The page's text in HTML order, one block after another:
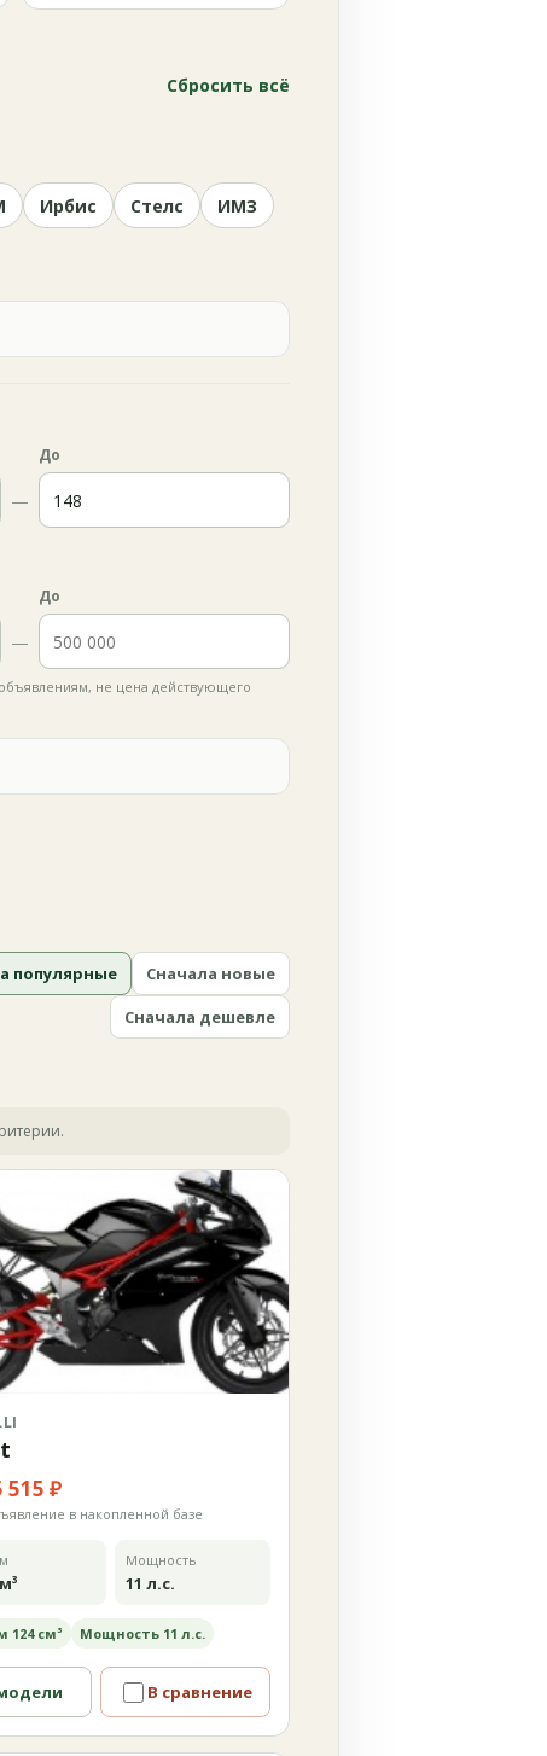
Сбросить всё
Ирбис Стелс
ИМЗ
—
До
—
До
не цена действующего
популярные
Сначала новые
Сначала дешевле
515 ₽
в накопленной базе
Мощность
11 л.с.
124 см³ Мощность 11 л.с.
В сравнение